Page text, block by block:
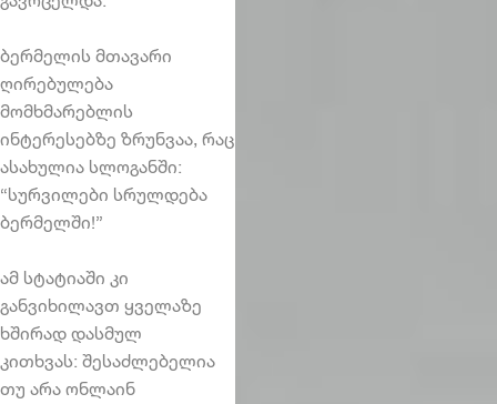
ბერმელის მთავარი
ღირებულება
მომხმარებლის
ინტერესებზე ზრუნვაა, რაც
ასახულია სლოგანში:
“სურვილები სრულდება
ბერმელში!”
ამ სტატიაში კი
განვიხილავთ ყველაზე
ხშირად დასმულ
კითხვას: შესაძლებელია
თუ არა ონლაინ